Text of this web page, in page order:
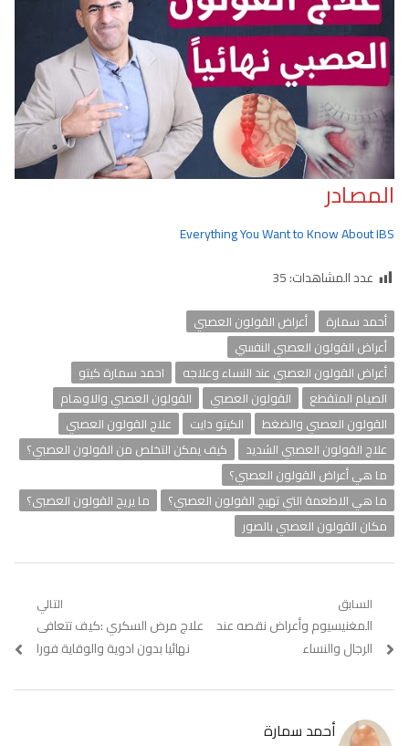
المصادر
Everything You Want to Know About IBS
عدد المشاهدات:35
أحمد سمارة
أعراض القولون العصبي
أعراض القولون العصبي النفسي
أعراض القولون العصبي عند النساء وعلاجه
احمد سمارة كيتو
الصيام المتقطع
القولون العصبي
القولون العصبي والاوهام
القولون العصبي والضغط
الكيتو دايت
علاج القولون العصبي
علاج القولون العصبي الشديد
كيف يمكن التخلص من القولون العصبي؟
ما هي أعراض القولون العصبي؟
ما هي الاطعمة التي تهيج القولون العصبي؟
ما يريح القولون العصبى؟
مكان القولون العصبي بالصور
تصفّح
المقالات
السابق
Previous
post:
المغنيسيوم وأعراض نقصه عند
الرجال والنساء
التالي
Next
post:
علاج مرض السكري :كيف تتعافى
نهائيا بدون ادوية والوقاية فورا
أحمد سمارة